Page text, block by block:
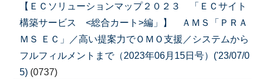
【ＥＣソリューションマップ２０２３ 「ＥＣサイト
構築サービス <総合カート>編」】 ＡＭＳ「ＰＲＡ
ＭＳ ＥＣ」／高い提案力でＯＭＯ支援／システムから
フルフィルメントまで（2023年06月15日号）('23/07/0
5) (0737)